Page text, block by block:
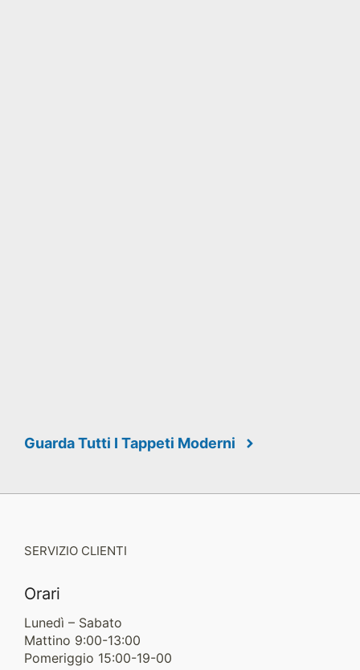
Guarda Tutti I Tappeti Moderni
SERVIZIO CLIENTI
Orari
Lunedì – Sabato
Mattino 9:00-13:00
Pomeriggio 15:00-19-00